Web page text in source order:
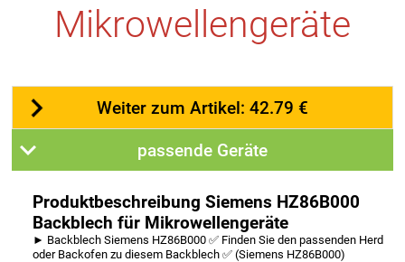
Mikrowellengeräte
Weiter zum Artikel: 42.79 €
passende Geräte
Produktbeschreibung Siemens HZ86B000
Backblech für Mikrowellengeräte
► Backblech Siemens HZ86B000 ✅ Finden Sie den passenden Herd
oder Backofen zu diesem Backblech ✅ (Siemens HZ86B000)